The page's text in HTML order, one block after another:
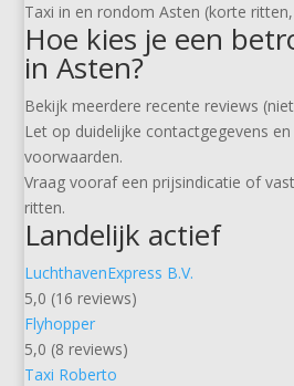
Taxi in en rondom Asten (korte
Hoe kies je een
in Asten?
Bekijk meerdere recente reviews
Let op duidelijke contactgegevens
voorwaarden.
Vraag vooraf een prijsindicatie of
ritten.
Landelijk actief
LuchthavenExpress B.V.
5,0 (16 reviews)
Flyhopper
5,0 (8 reviews)
Taxi Roberto